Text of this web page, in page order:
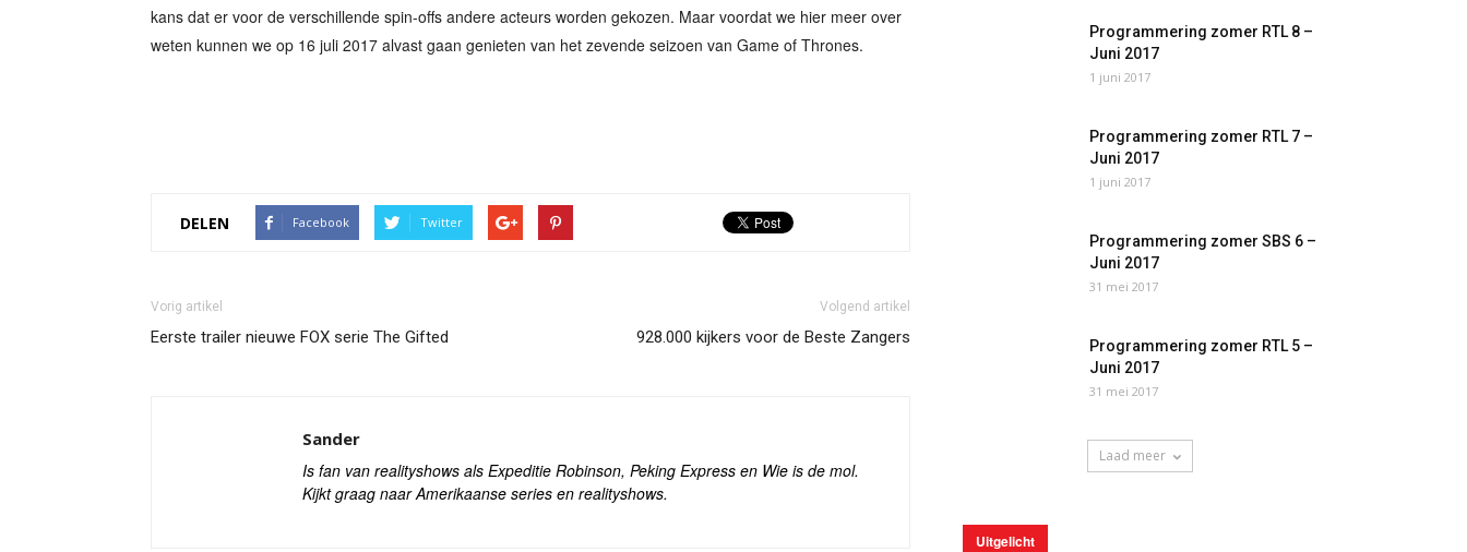
kans dat er voor de verschillende spin-offs andere acteurs worden gekozen. Maar voordat we hier meer over
weten kunnen we op 16 juli 2017 alvast gaan genieten van het zevende seizoen van Game of Thrones.
DELEN Facebook Twitter
Vorig artikel
Eerste trailer nieuwe FOX serie The Gifted
Volgend artikel
928.000 kijkers voor de Beste Zangers
Sander
Is fan van realityshows als Expeditie Robinson, Peking Express en Wie is de mol.
Kijkt graag naar Amerikaanse series en realityshows.
Programmering zomer RTL 8 –
Juni 2017
1 juni 2017
Programmering zomer RTL 7 –
Juni 2017
1 juni 2017
Programmering zomer SBS 6 –
Juni 2017
31 mei 2017
Programmering zomer RTL 5 –
Juni 2017
31 mei 2017
Laad meer
Uitgelicht